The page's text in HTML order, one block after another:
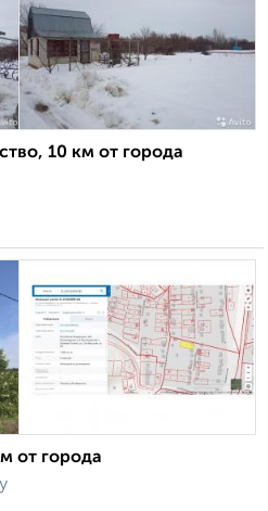
10 км от города
от города